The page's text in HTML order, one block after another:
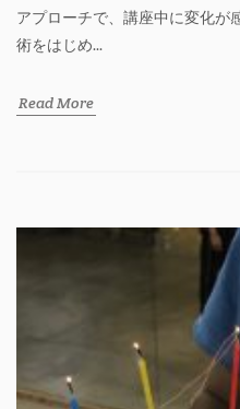
アプローチで、講座中に変化が
術をはじめ...
Read More